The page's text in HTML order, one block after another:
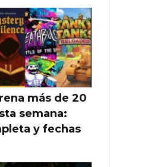
más de 20
semana:
y fechas